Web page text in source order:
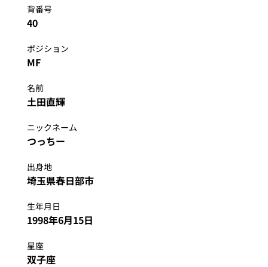
背番号
40
ポジション
MF
名前
土田直輝
ニックネーム
つっちー
出身地
埼玉県春日部市
生年月日
1998年6月15日
星座
双子座